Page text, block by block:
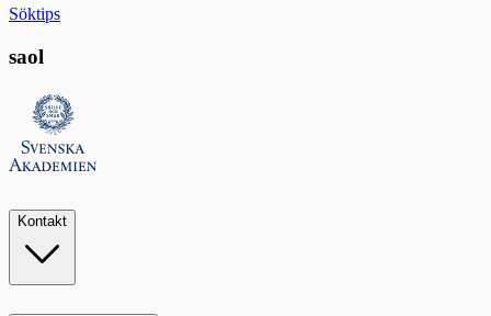
Söktips
saol
Kontakt